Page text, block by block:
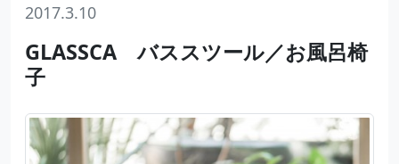
2017.3.10
GLASSCA バススツール／お風呂椅
子